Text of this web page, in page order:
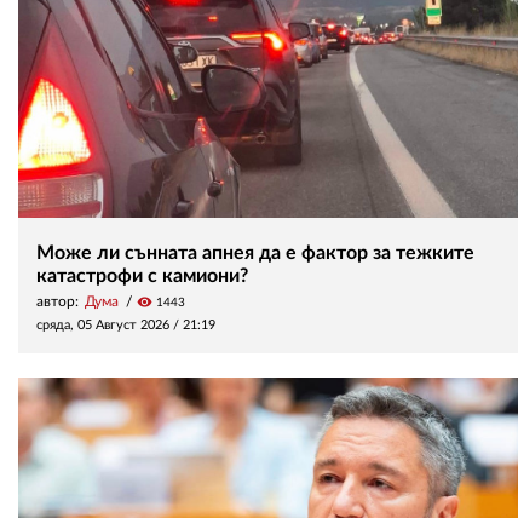
Може ли сънната апнея да е фактор за тежките
катастрофи с камиони?
автор: Дума visibility 1443
сряда, 05 Август 2026 / 21:19